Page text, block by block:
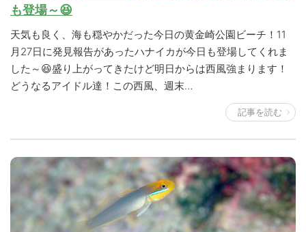
も登場～😆
天気も良く、海も穏やかだった今日の黄金崎公園ビーチ！11
月27日に発見報告があったハナイカが今日も登場してくれま
した～😆盛り上がってきたけど明日からは西風強まります！
どうなるアイドル達！この西風、週末…
記事を読む